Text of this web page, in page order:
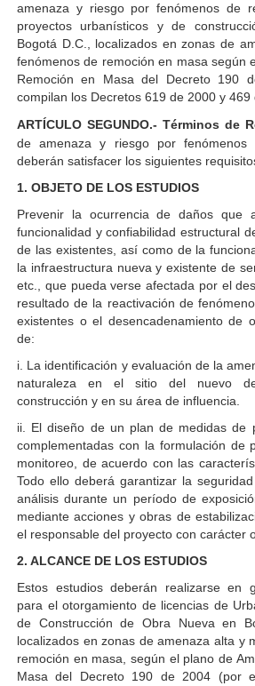
amenaza y riesgo por fenómenos de
proyectos urbanísticos y de
Bogotá D.C., localizados en zonas de
fenómenos de remoción en masa según
Remoción en Masa del Decreto 190
compilan los Decretos 619 de 2000 y 469
ARTÍCULO SEGUNDO.- Términos de
de amenaza y riesgo por fenómenos
deberán satisfacer los siguientes
1. OBJETO DE LOS ESTUDIOS
Prevenir la ocurrencia de daños que
funcionalidad y confiabilidad estructural
de las existentes, así como de la
la infraestructura nueva y existente de
etc., que pueda verse afectada por el
resultado de la reactivación de
existentes o el desencadenamiento de
de:
i. La identificación y evaluación de la
naturaleza en el sitio del nuevo
construcción y en su área de influencia.
ii. El diseño de un plan de medidas de
complementadas con la formulación de
monitoreo, de acuerdo con las
Todo ello deberá garantizar la
análisis durante un período de
mediante acciones y obras de
el responsable del proyecto con carácter
2. ALCANCE DE LOS ESTUDIOS
Estos estudios deberán realizarse en
para el otorgamiento de licencias de
de Construcción de Obra Nueva en
localizados en zonas de amenaza alta y
remoción en masa, según el plano de
Masa del Decreto 190 de 2004 (por